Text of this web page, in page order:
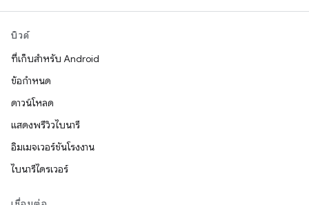
บิวด์
ที่เก็บสำหรับ Android
ข้อกำหนด
ดาวน์โหลด
แสดงพรีวิวไบนารี
อิมเมจเวอร์ชันโรงงาน
ไบนารีไดรเวอร์